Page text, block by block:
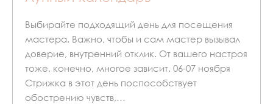
Выбирайте подходящий день для посещения
мастера. Важно, чтобы и сам мастер вызывал
доверие, внутренний отклик. От вашего настроя
тоже, конечно, многое зависит. 06-07 ноября
Стрижка в этот день поспособствует
обострению чувств,…